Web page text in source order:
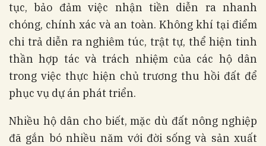
tục, bảo đảm việc nhận tiền diễn ra nhanh
chóng, chính xác và an toàn. Không khí tại điểm
chi trả diễn ra nghiêm túc, trật tự, thể hiện tinh
thần hợp tác và trách nhiệm của các hộ dân
trong việc thực hiện chủ trương thu hồi đất để
phục vụ dự án phát triển.
Nhiều hộ dân cho biết, mặc dù đất nông nghiệp
đã gắn bó nhiều năm với đời sống và sản xuất